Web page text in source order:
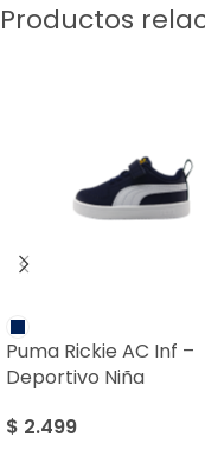
Productos
Puma Rickie AC Inf –
Deportivo Niña
$ 2.499